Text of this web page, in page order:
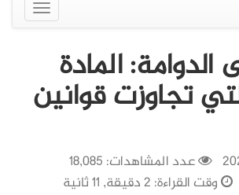
عرض
القائمة
المادة
تجاوزت قوانين
عدد المشاهدات: 18,085
وقت القراءة: 2 دقيقة, 11 ثانية